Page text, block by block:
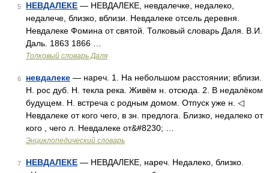
5 НЕВДАЛЕКЕ — НЕВДАЛЕКЕ, невдалечке, недалеко,
недалече, близко, вблизи. Невдалеке отсель деревня.
Невдалеке Фомина от святой. Толковый словарь Даля. В.И.
Даль. 1863 1866 …
Толковый словарь Даля
6 невдалеке — нареч. 1. На небольшом расстоянии; вблизи.
Н. рос дуб. Н. текла река. Живём н. отсюда. 2. В недалёком
будущем. Н. встреча с родным домом. Отпуск уже н. ◁
Невдалеке от кого чего, в зн. предлога. Близко, недалеко от
кого , чего л. Невдалеке от&#8230; …
Энциклопедический словарь
7 НЕВДАЛЕКЕ — НЕВДАЛЕКЕ, нареч. Недалеко, близко.